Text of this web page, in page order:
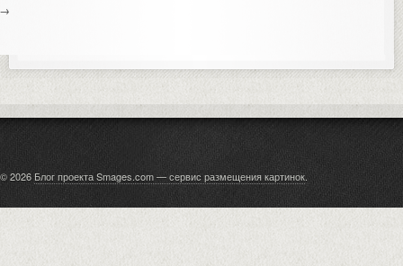
© 2026 Блог проекта Smages.com — сервис размещения картинок.